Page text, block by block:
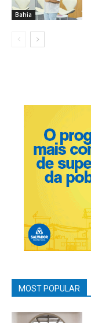
Bahia
MOST POPULAR